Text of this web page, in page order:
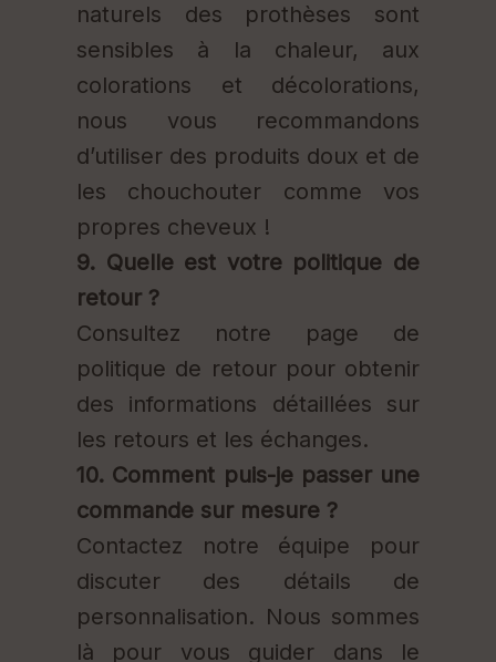
naturels des prothèses sont
sensibles à la chaleur, aux
colorations et décolorations,
nous vous recommandons
d’utiliser des produits doux et de
les chouchouter comme vos
propres cheveux !
9. Quelle est votre politique de
retour ?
Consultez notre page de
politique de retour pour obtenir
des informations détaillées sur
les retours et les échanges.
10. Comment puis-je passer une
commande sur mesure ?
Contactez notre équipe pour
discuter des détails de
personnalisation. Nous sommes
là pour vous guider dans le